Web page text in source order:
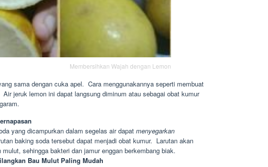
Membersihkan Wajah dengan Lemon
sama dengan cuka apel. Cara menggunakannya seperti membuat
jeruk lemon ini dapat langsung diminum atau sebagai obat kumur
yang dicampurkan dalam segelas air dapat menyegarkan
baking soda tersebut dapat menjadi obat kumur. Larutan akan
sehingga bakteri dan jamur enggan berkembang biak.
Bau Mulut Paling Mudah